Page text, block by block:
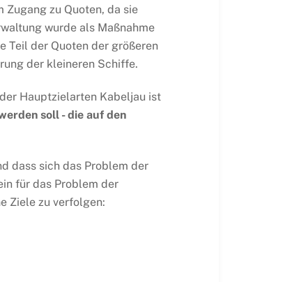
zu Quoten, da sie
wurde als Maßnahme
Teil der Quoten der größeren
der kleineren Schiffe.
Hauptzielarten Kabeljau ist
soll - die auf den
dass sich das Problem der
für das Problem der
Ziele zu verfolgen: